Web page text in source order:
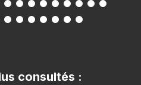
consultés :